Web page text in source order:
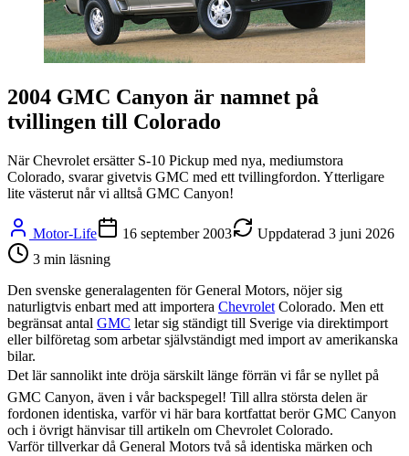
2004 GMC Canyon är namnet på
tvillingen till Colorado
När Chevrolet ersätter S-10 Pickup med nya, mediumstora
Colorado, svarar givetvis GMC med ett tvillingfordon. Ytterligare
lite västerut når vi alltså GMC Canyon!
Motor-Life 16 september 2003 Uppdaterad 3 juni 2026
3 min läsning
Den svenske generalagenten för General Motors, nöjer sig
naturligtvis enbart med att importera Chevrolet Colorado. Men ett
begränsat antal GMC letar sig ständigt till Sverige via direktimport
eller bilföretag som arbetar självständigt med import av amerikanska
bilar.
Det lär sannolikt inte dröja särskilt länge förrän vi får se nyllet på
GMC Canyon, även i vår backspegel! Till allra största delen är
fordonen identiska, varför vi här bara kortfattat berör GMC Canyon
och i övrigt hänvisar till artikeln om Chevrolet Colorado.
Varför tillverkar då General Motors två så identiska märken och